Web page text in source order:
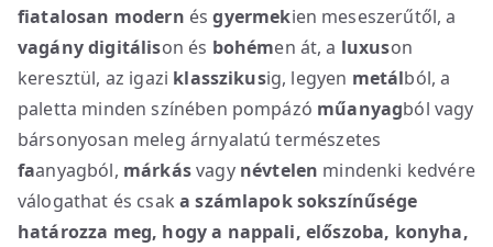
fiatalosan modern ésgyermekien meseszerűtől, a
vagánydigitálison és bohémen át, a luxuson
keresztül, az igazi klasszikusig, legyen metálból, a
paletta minden színében pompázó műanyagból vagy
bársonyosan meleg árnyalatú természetes
faanyagból, márkásvagy névtelen mindenki kedvére
válogathat és csaka számlapok sokszínűsége
határozza meg, hogy a nappali, előszoba, konyha,